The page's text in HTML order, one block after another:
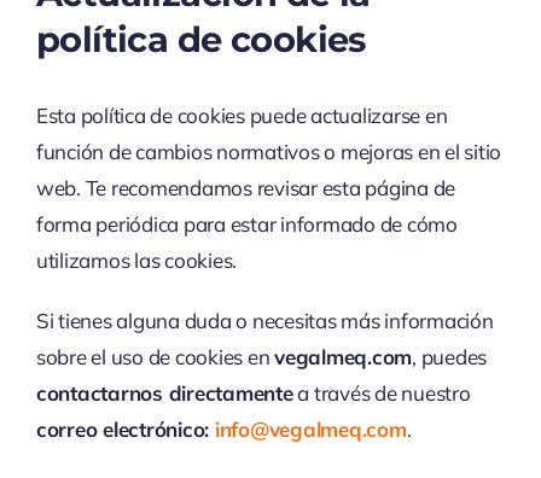
política de cookies
Esta política de cookies puede actualizarse en
función de cambios normativos o mejoras en el sitio
web. Te recomendamos revisar esta página de
forma periódica para estar informado de cómo
utilizamos las cookies.
Si tienes alguna duda o necesitas más información
sobre el uso de cookies envegalmeq.com, puedes
contactarnos directamentea través de nuestro
correo electrónico: info@vegalmeq.com.